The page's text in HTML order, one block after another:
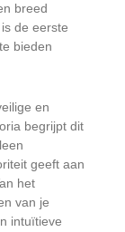
breed
de eerste
bieden
en
begrijpt dit
geeft aan
het
van je
intuïtieve